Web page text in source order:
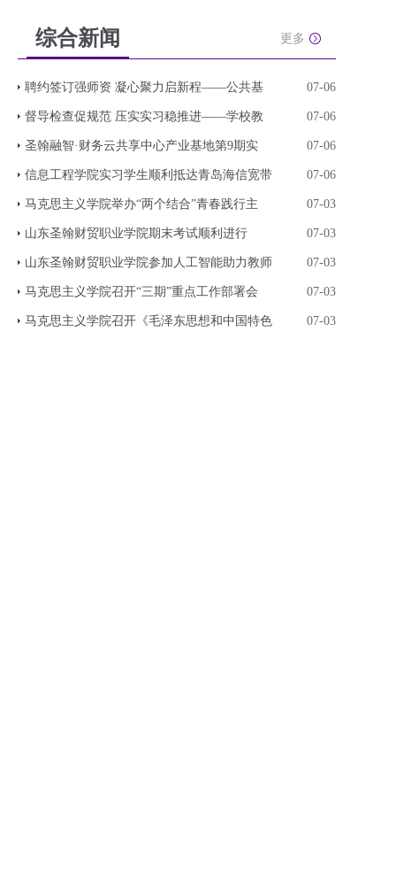
综合新闻 更多
聘约签订强师资 凝心聚力启新程——公共基 07-06
督导检查促规范 压实实习稳推进——学校教 07-06
圣翰融智·财务云共享中心产业基地第9期实 07-06
信息工程学院实习学生顺利抵达青岛海信宽带 07-06
马克思主义学院举办“两个结合”青春践行主 07-03
山东圣翰财贸职业学院期末考试顺利进行 07-03
山东圣翰财贸职业学院参加人工智能助力教师 07-03
马克思主义学院召开“三期”重点工作部署会 07-03
马克思主义学院召开《毛泽东思想和中国特色 07-03